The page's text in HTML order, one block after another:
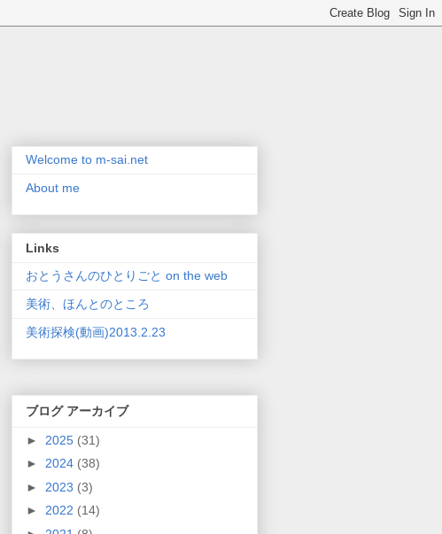
Welcome to m-sai.net
About me
Links
おとうさんのひとりごと on the web
美術、ほんとのところ
美術探検(動画)2013.2.23
ブログ アーカイブ
► 2025 (31)
► 2024 (38)
► 2023 (3)
► 2022 (14)